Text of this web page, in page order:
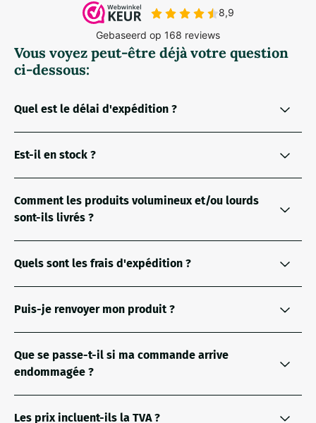
Vous voyez peut-être déjà votre question
ci-dessous:
Quel est le délai d'expédition ?
Est-il en stock ?
Comment les produits volumineux et/ou lourds
sont-ils livrés ?
Quels sont les frais d'expédition ?
Puis-je renvoyer mon produit ?
Que se passe-t-il si ma commande arrive
endommagée ?
Les prix incluent-ils la TVA ?